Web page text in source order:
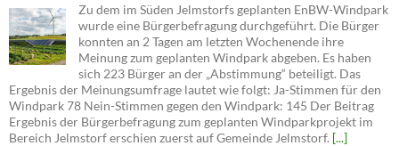
Zu dem im Süden Jelmstorfs geplanten EnBW-Windpark
wurde eine Bürgerbefragung durchgeführt. Die Bürger
konnten an 2 Tagen am letzten Wochenende ihre
Meinung zum geplanten Windpark abgeben. Es haben
sich 223 Bürger an der „Abstimmung“ beteiligt. Das
Ergebnis der Meinungsumfrage lautet wie folgt: Ja-Stimmen für den
Windpark 78 Nein-Stimmen gegen den Windpark: 145 Der Beitrag
Ergebnis der Bürgerbefragung zum geplanten Windparkprojekt im
Bereich Jelmstorf erschien zuerst auf Gemeinde Jelmstorf. [...]